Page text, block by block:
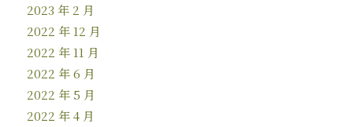
2023 年 2 月
2022 年 12 月
2022 年 11 月
2022 年 6 月
2022 年 5 月
2022 年 4 月